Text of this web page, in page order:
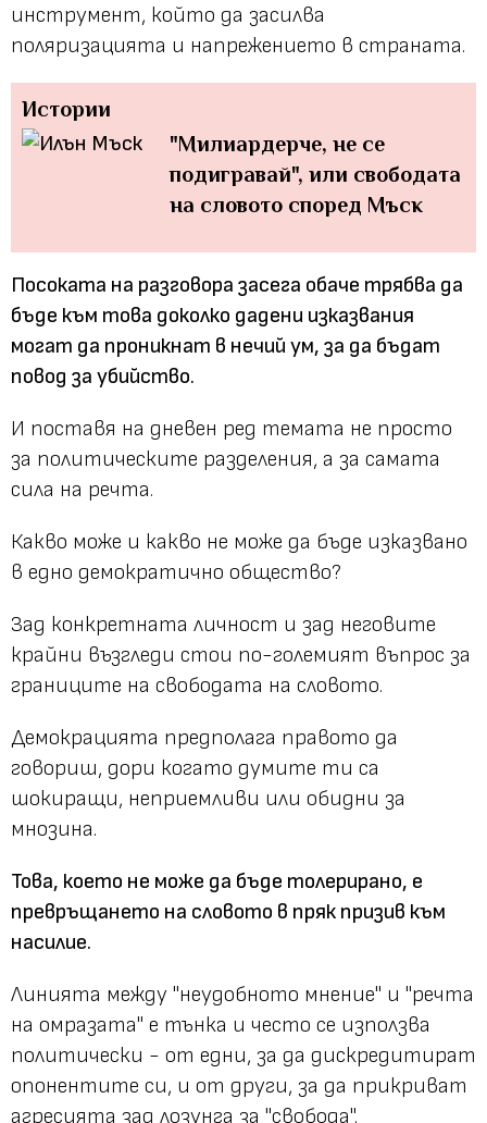
инструмент, който да засилва
поляризацията и напрежението в страната.
Истории
"Милиардерче, не се
подигравай", или свободата
на словото според Мъск
Посоката на разговора засега обаче трябва да
бъде към това доколко дадени изказвания
могат да проникнат в нечий ум, за да бъдат
повод за убийство.
И поставя на дневен ред темата не просто
за политическите разделения, а за самата
сила на речта.
Какво може и какво не може да бъде изказвано
в едно демократично общество?
Зад конкретната личност и зад неговите
крайни възгледи стои по-големият въпрос за
границите на свободата на словото.
Демокрацията предполага правото да
говориш, дори когато думите ти са
шокиращи, неприемливи или обидни за
мнозина.
Това, което не може да бъде толерирано, е
превръщането на словото в пряк призив към
насилие.
Линията между "неудобното мнение" и "речта
на омразата" е тънка и често се използва
политически - от едни, за да дискредитират
опонентите си, и от други, за да прикриват
агресията зад лозунга за "свобода".